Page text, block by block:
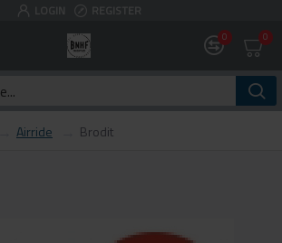
LOGIN REGISTER
0 0
Airride Brodit